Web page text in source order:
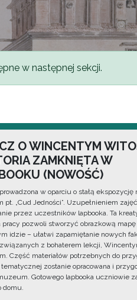
w następnej sekcji.
O WINCENTYM
ZAMKNIĘTA W
(NOWOŚĆ)
w oparciu o stałą ekspozycję
pt. „Cud Jedności”. Uzupełnieniem
przez uczestników lapbooka. Ta
pracy pozwoli stworzyć obrazkową
idzie – ułatwi zapamiętanie nowych
z bohaterem lekcji,
Część materiałów potrzebnych do
zostanie opracowana i
Gotowego lapbooka uczniowie
domu.